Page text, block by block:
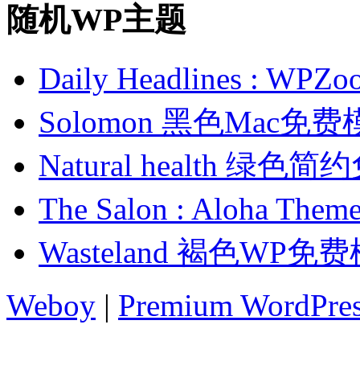
随机WP主题
Daily Headlines :
Solomon 黑色Mac免费
Natural health 绿色简
The Salon : Aloha
Wasteland 褐色WP免
Weboy | Premium